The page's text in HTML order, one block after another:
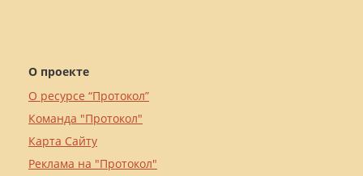
О проекте
О ресурсе “Протокол”
Команда "Протокол"
Карта Сайту
Реклама на "Протокол"